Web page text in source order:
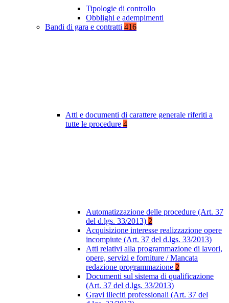
Tipologie di controllo
Obblighi e adempimenti
Bandi di gara e contratti 416
Atti e documenti di carattere generale riferiti a
tutte le procedure 4
Automatizzazione delle procedure (Art. 37
del d.lgs. 33/2013) 2
Acquisizione interesse realizzazione opere
incompiute (Art. 37 del d.lgs. 33/2013)
Atti relativi alla programmazione di lavori,
opere, servizi e forniture / Mancata
redazione programmazione 2
Documenti sul sistema di qualificazione
(Art. 37 del d.lgs. 33/2013)
Gravi illeciti professionali (Art. 37 del